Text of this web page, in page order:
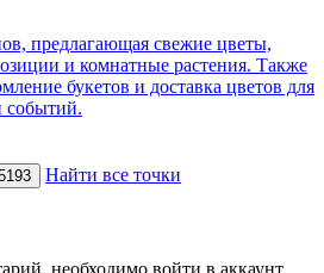
предлагающая свежие цветы,
и комнатные растения. Также
букетов и доставка цветов для
событий.
Найти все точки
необходимо войти в аккаунт